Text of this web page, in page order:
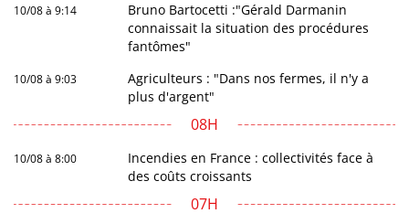
10/08 à 9:14
Bruno Bartocetti :"Gérald Darmanin
connaissait la situation des procédures
fantômes"
10/08 à 9:03
Agriculteurs : "Dans nos fermes, il n'y a
plus d'argent"
08H
10/08 à 8:00
Incendies en France : collectivités face à
des coûts croissants
07H